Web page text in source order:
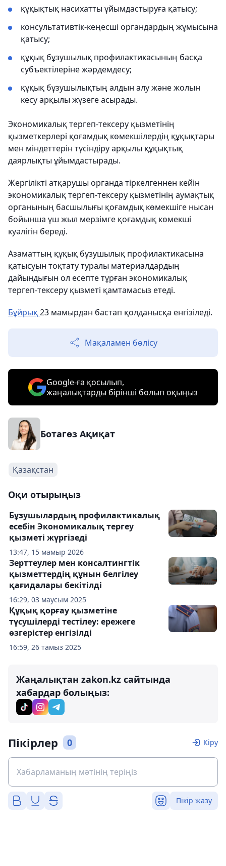
құқықтық насихатты ұйымдастыруға қатысу;
консультативтік-кеңесші органдардың жұмысына
қатысу;
құқық бұзушылық профилактикасының басқа
субъектілеріне жәрдемдесу;
құқық бұзушылықтың алдын алу және жолын
кесу арқылы жүзеге асырады.
Экономикалық тергеп-тексеру қызметінің
қызметкерлері қоғамдық көмекшілердің құқықтары
мен міндеттерін түсіндіру арқылы құқықтық
даярлықты ұйымдастырады.
Жергілікті атқарушы органда тіркелгеннен кейін
экономикалық тергеп-тексеру қызметінің аумақтық
органының басшылығы қоғамдық көмекшіге нысан
бойынша үш жыл мерзімге қоғамдық көмекші
куәлігін береді.
Азаматтың құқық бұзушылық профилактикасына
қатысуын тоқтату туралы материалдардың
дайындығын ол есепте тұрған экономикалық
тергеп-тексеру қызметі қамтамасыз етеді.
Бұйрық23 мамырдан бастап қолданысқа енгізіледі.
Мақаламен бөлісу
Google-ға қосылып,
жаңалықтарды бірінші болып оқыңыз
Ботагөз Ақиқат
Қазақстан
Оқи отырыңыз
13:47, 15 мамыр 2026
Бұзушылардың профилактикалық
есебін Экономикалық тергеу
қызметі жүргізеді
16:29, 03 маусым 2025
Зерттеулер мен консалтингтік
қызметтердің құнын белгілеу
қағидалары бекітілді
16:59, 26 тамыз 2025
Құқық қорғау қызметіне
түсушілерді тестілеу: ережеге
өзгерістер енгізілді
Жаңалықтан zakon.kz сайтында
хабардар болыңыз:
Пікірлер 0 Кіру
Пікір жазу